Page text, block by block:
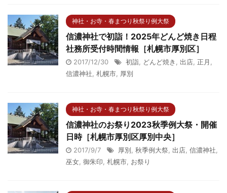
神社・お寺・春まつり秋祭り例大祭
信濃神社で初詣！2025年どんど焼き日程
社務所受付時間情報［札幌市厚別区］
2017/12/30 初詣, どんど焼き , 出店, 正月 ,
信濃神社, 札幌市, 厚別
神社・お寺・春まつり秋祭り例大祭
信濃神社のお祭り2023秋季例大祭・開催
日時［札幌市厚別区厚別中央］
2017/9/7 厚別, 秋季例大祭, 出店, 信濃神社,
巫女, 御朱印, 札幌市, お祭り